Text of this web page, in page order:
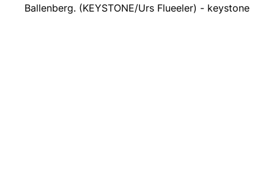
Ballenberg. (KEYSTONE/Urs Flueeler) - keystone